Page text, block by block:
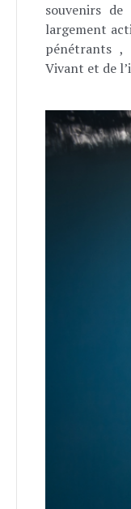
souvenirs
largement
pénétrants ,
Vivant et de